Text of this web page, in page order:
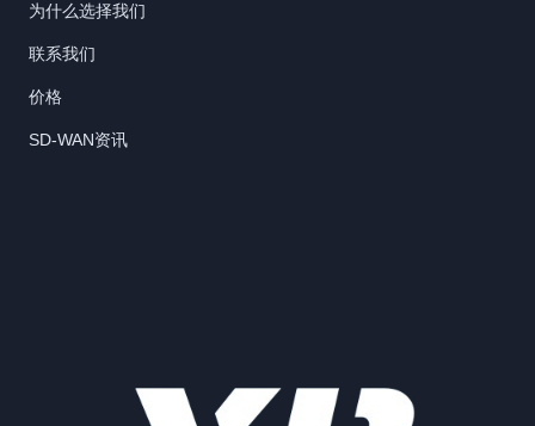
为什么选择我们
联系我们
价格
SD-WAN资讯